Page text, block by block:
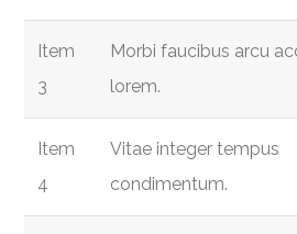
Item
3
Morbi faucibus arcu
lorem.
Item
4
Vitae integer tempus
condimentum.